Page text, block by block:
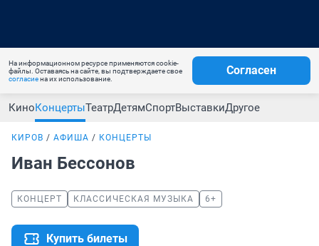
На информационном ресурсе применяются cookie-
файлы. Оставаясь на сайте, вы подтверждаете свое
согласиена их использование.
Согласен
КиноКонцертыТеатрДетямСпортВыставкиДругое
КИРОВ АФИША КОНЦЕРТЫ
Иван Бессонов
КОНЦЕРТ КЛАССИЧЕСКАЯ МУЗЫКА 6+
Купить билеты